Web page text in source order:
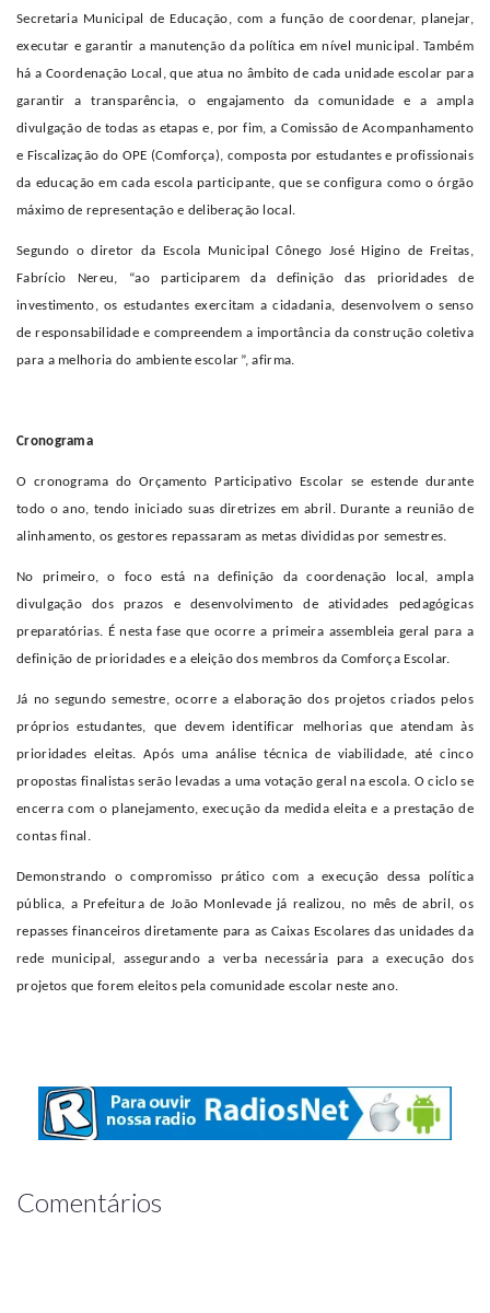
Secretaria Municipal de Educação, com a função de coordenar, planejar,
executar e garantir a manutenção da política em nível municipal. Também
há a Coordenação Local, que atua no âmbito de cada unidade escolar para
garantir a transparência, o engajamento da comunidade e a ampla
divulgação de todas as etapas e, por fim, a Comissão de Acompanhamento
e Fiscalização do OPE (Comforça), composta por estudantes e profissionais
da educação em cada escola participante, que se configura como o órgão
máximo de representação e deliberação local.
Segundo o diretor da Escola Municipal Cônego José Higino de Freitas,
Fabrício Nereu, “ao participarem da definição das prioridades de
investimento, os estudantes exercitam a cidadania, desenvolvem o senso
de responsabilidade e compreendem a importância da construção coletiva
para a melhoria do ambiente escolar”, afirma.
Cronograma
O cronograma do Orçamento Participativo Escolar se estende durante
todo o ano, tendo iniciado suas diretrizes em abril. Durante a reunião de
alinhamento, os gestores repassaram as metas divididas por semestres.
No primeiro, o foco está na definição da coordenação local, ampla
divulgação dos prazos e desenvolvimento de atividades pedagógicas
preparatórias. É nesta fase que ocorre a primeira assembleia geral para a
definição de prioridades e a eleição dos membros da Comforça Escolar.
Já no segundo semestre, ocorre a elaboração dos projetos criados pelos
próprios estudantes, que devem identificar melhorias que atendam às
prioridades eleitas. Após uma análise técnica de viabilidade, até cinco
propostas finalistas serão levadas a uma votação geral na escola. O ciclo se
encerra com o planejamento, execução da medida eleita e a prestação de
contas final.
Demonstrando o compromisso prático com a execução dessa política
pública, a Prefeitura de João Monlevade já realizou, no mês de abril, os
repasses financeiros diretamente para as Caixas Escolares das unidades da
rede municipal, assegurando a verba necessária para a execução dos
projetos que forem eleitos pela comunidade escolar neste ano.
Comentários